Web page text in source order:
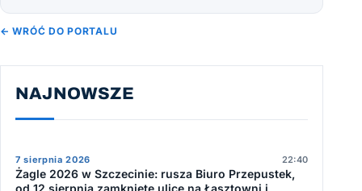
← WRÓĆ DO PORTALU
NAJNOWSZE
7 sierpnia 2026 22:40
Żagle 2026 w Szczecinie: rusza Biuro Przepustek,